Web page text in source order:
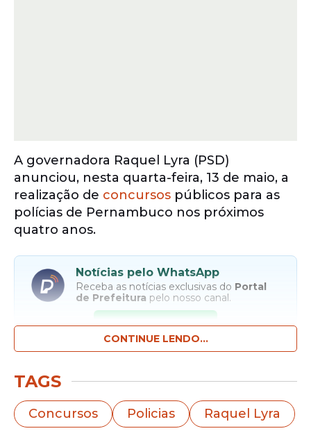
A governadora Raquel Lyra (PSD)
anunciou, nesta quarta-feira, 13 de maio, a
realização de concursos públicos para as
polícias de Pernambuco nos próximos
quatro anos.
Notícias pelo WhatsApp
Receba as notícias exclusivas do Portal
de Prefeitura pelo nosso canal.
Entrar no canal
“Nós não vamos abrir o concurso para as
indicar nos próximos quatro anos, incluindo
este, quais vagas e quantas vagas nós
CONTINUE LENDO...
TAGS
Concursos Policias Raquel Lyra